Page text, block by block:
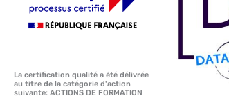
La certification qualité a été délivrée
au titre de la catégorie d'action
suivante: ACTIONS DE FORMATION